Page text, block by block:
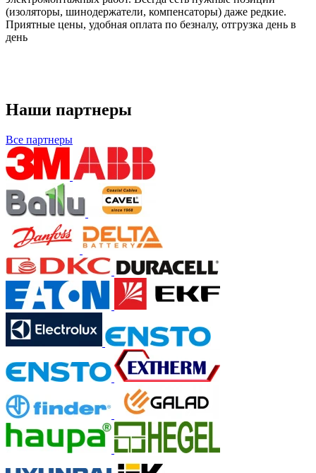
(изоляторы, шинодержатели, компенсаторы) даже редкие.
Приятные цены, удобная оплата по безналу, отгрузка день в
день
Наши партнеры
Все партнеры